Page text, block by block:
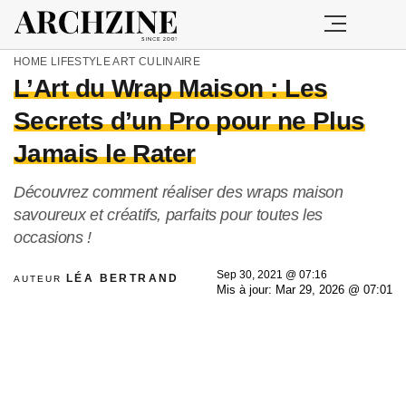
HOME LIFESTYLEART CULINAIRE
L’Art du Wrap Maison : Les
Secrets d’un Pro pour ne Plus
Jamais le Rater
Découvrez comment réaliser des wraps maison
savoureux et créatifs, parfaits pour toutes les
occasions !
AUTEUR LÉA BERTRAND
Sep 30, 2021 @ 07:16
Mis à jour: Mar 29, 2026 @ 07:01